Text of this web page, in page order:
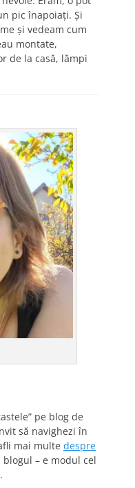
pic înapoiați. Și
și vedeam cum
montate,
de la casă, lămpi
pe blog de
să navighezi în
mai multe despre
– e modul cel